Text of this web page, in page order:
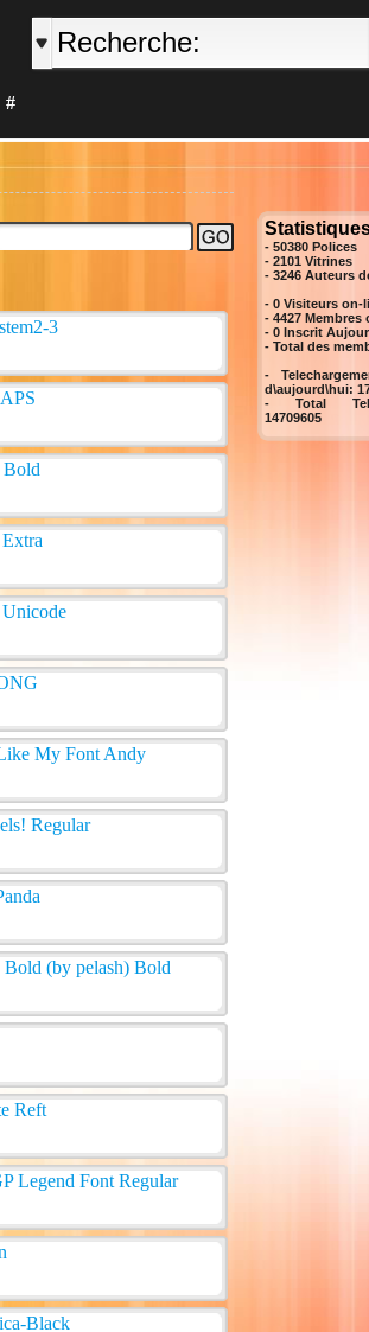
#
- 50380 Polices
- 2101 Vitrines
- 3246 Auteurs
- 0 Visiteurs on-
- 4427 Membres
- 0 Inscrit
- Total des
-
d\aujourd\hui:
- Total
14709605